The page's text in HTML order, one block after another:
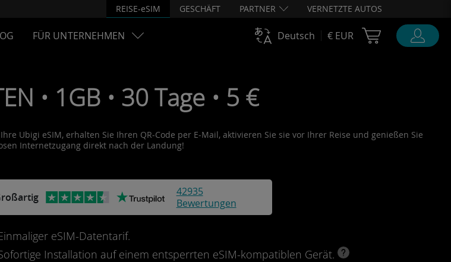
REISE-eSIM GESCHÄFT PARTNER VERNETZTE AUTOS
FÜR UNTERNEHMEN Deutsch € EUR Cart Ubigi
• 1GB • 30 Tage • 5 €
Ubigi eSIM, erhalten Sie Ihren QR-Code per E-Mail, aktivieren Sie sie vor Ihrer Reise und genießen Sie
Internetzugang direkt nach der Landung!
42935
Bewertungen
eSIM-Datentarif.
Installation auf einem entsperrten eSIM-kompatiblen Gerät.